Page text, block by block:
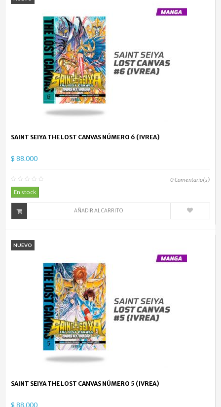
SAINT SEIYA THE LOST CANVAS NÚMERO 6 (IVREA)
$ 88.000
0Comentario(s)
En stock
AÑADIR AL CARRITO
NUEVO
SAINT SEIYA THE LOST CANVAS NÚMERO 5 (IVREA)
$ 88.000